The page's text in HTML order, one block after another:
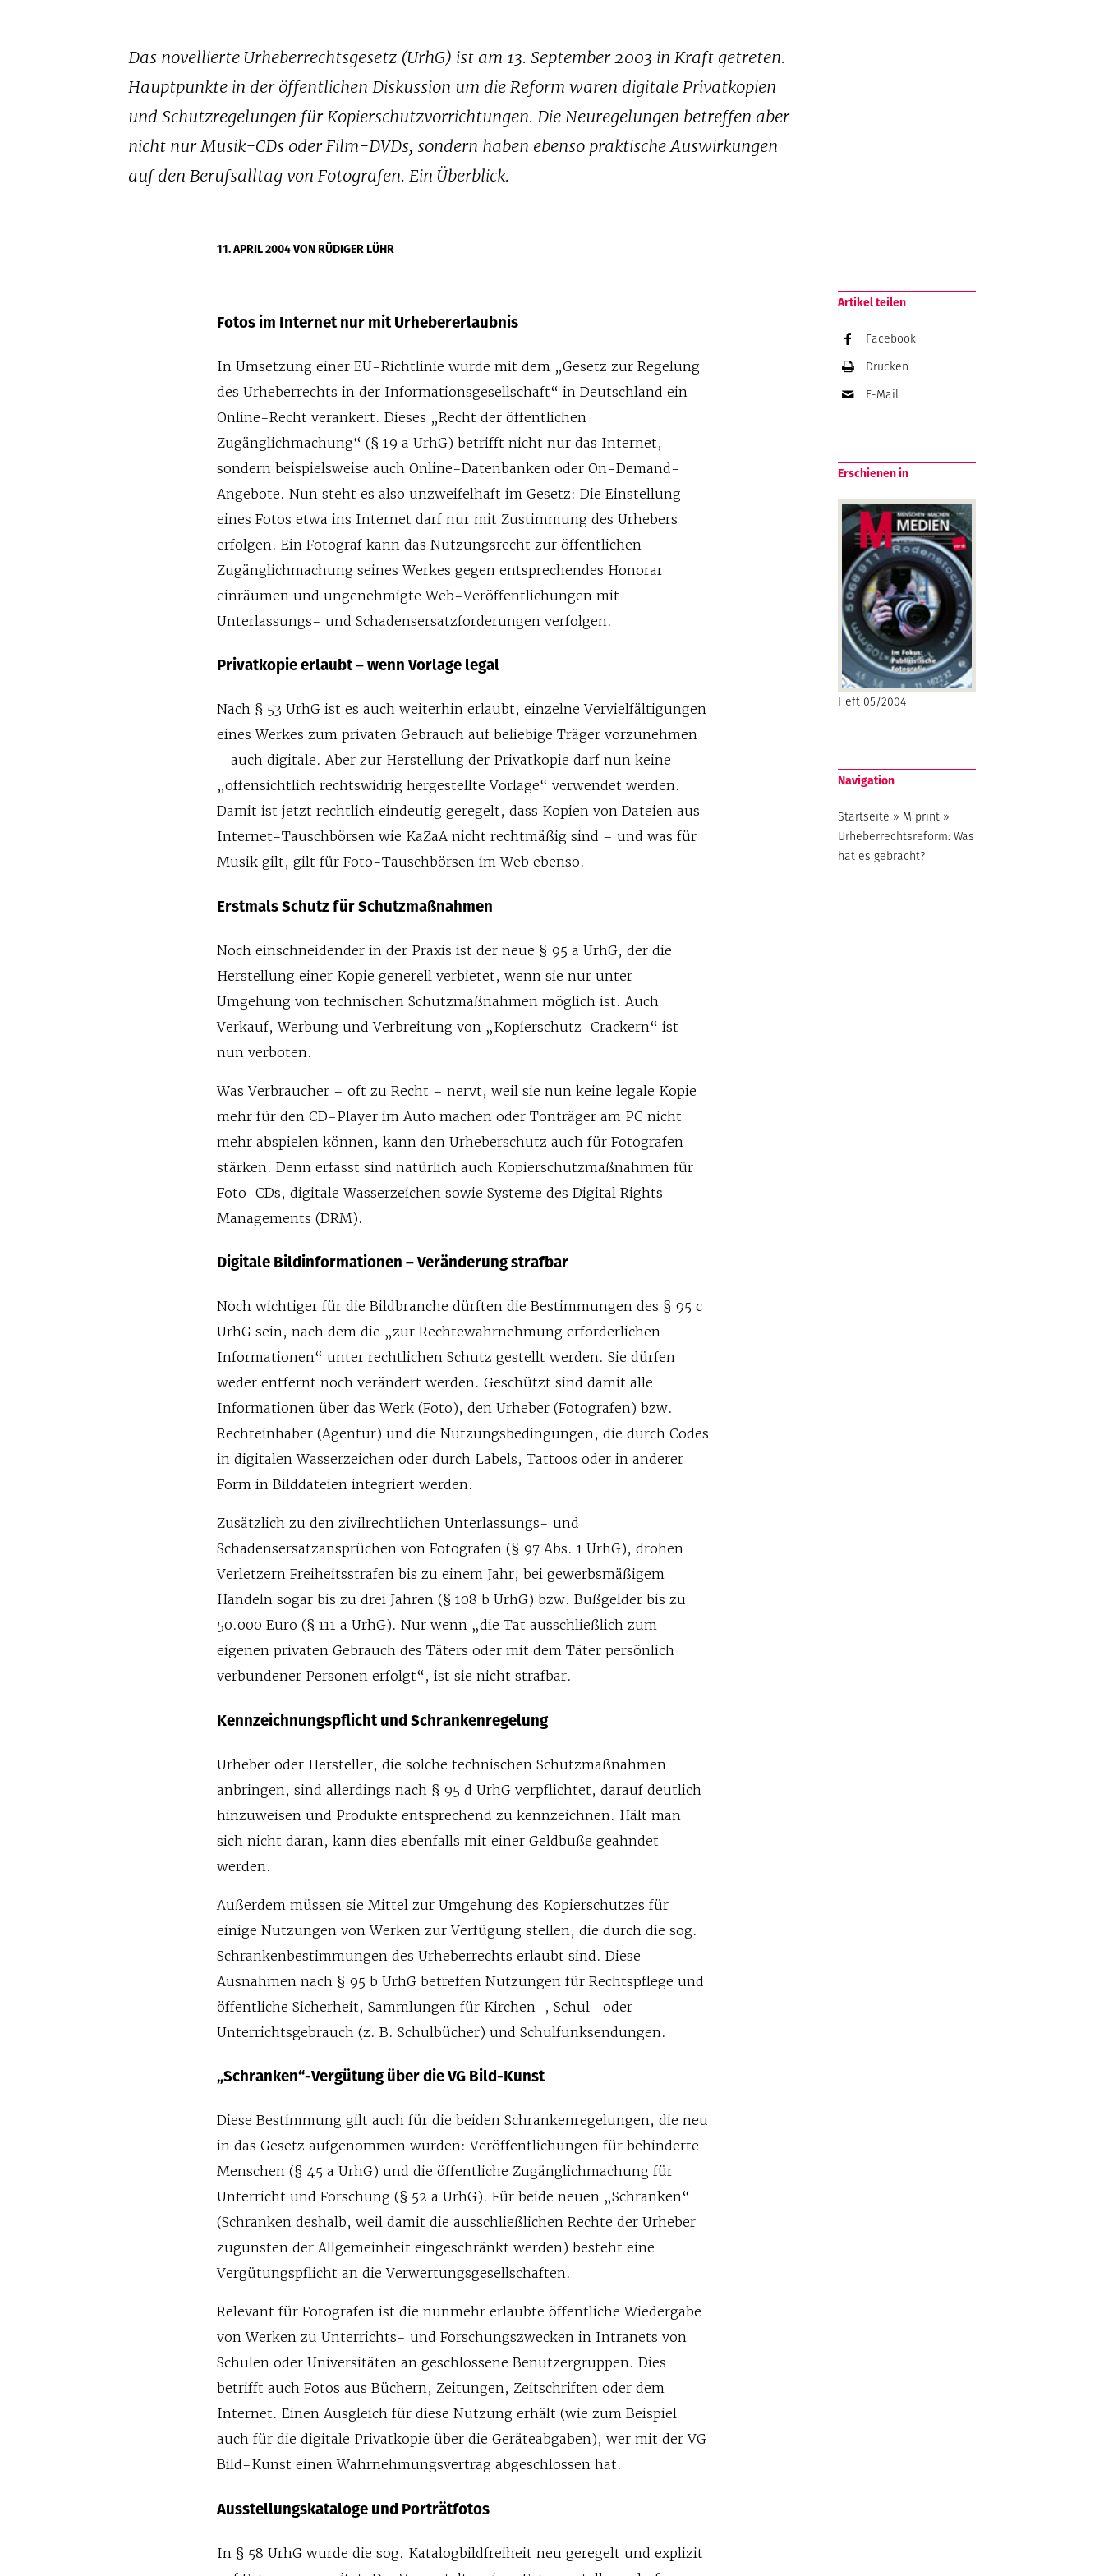
Das novellierte Urheberrechtsgesetz (UrhG) ist am 13. September 2003 in Kraft getreten.
Hauptpunkte in der öffentlichen Diskussion um die Reform waren digitale Privatkopien
und Schutzregelungen für Kopierschutzvorrichtungen. Die Neuregelungen betreffen aber
nicht nur Musik-CDs oder Film-DVDs, sondern haben ebenso praktische Auswirkungen
auf den Berufsalltag von Fotografen. Ein Überblick.
11. APRIL 2004VON RÜDIGER LÜHR
Fotos im Internet nur mit Urhebererlaubnis
In Umsetzung einer EU-Richtlinie wurde mit dem „Gesetz zur Regelung
des Urheberrechts in der Informationsgesellschaft“ in Deutschland ein
Online-Recht verankert. Dieses „Recht der öffentlichen
Zugänglichmachung“ (§ 19 a UrhG) betrifft nicht nur das Internet,
sondern beispielsweise auch Online-Datenbanken oder On-Demand-
Angebote. Nun steht es also unzweifelhaft im Gesetz: Die Einstellung
eines Fotos etwa ins Internet darf nur mit Zustimmung des Urhebers
erfolgen. Ein Fotograf kann das Nutzungsrecht zur öffentlichen
Zugänglichmachung seines Werkes gegen entsprechendes Honorar
einräumen und ungenehmigte Web-Veröffentlichungen mit
Unterlassungs- und Schadensersatzforderungen verfolgen.
Privatkopie erlaubt – wenn Vorlage legal
Nach § 53 UrhG ist es auch weiterhin erlaubt, einzelne Vervielfältigungen
eines Werkes zum privaten Gebrauch auf beliebige Träger vorzunehmen
– auch digitale. Aber zur Herstellung der Privatkopie darf nun keine
„offensichtlich rechtswidrig hergestellte Vorlage“ verwendet werden.
Damit ist jetzt rechtlich eindeutig geregelt, dass Kopien von Dateien aus
Internet-Tauschbörsen wie KaZaA nicht rechtmäßig sind – und was für
Musik gilt, gilt für Foto-Tauschbörsen im Web ebenso.
Erstmals Schutz für Schutzmaßnahmen
Noch einschneidender in der Praxis ist der neue § 95 a UrhG, der die
Herstellung einer Kopie generell verbietet, wenn sie nur unter
Umgehung von technischen Schutzmaßnahmen möglich ist. Auch
Verkauf, Werbung und Verbreitung von „Kopierschutz-Crackern“ ist
nun verboten.
Was Verbraucher – oft zu Recht – nervt, weil sie nun keine legale Kopie
mehr für den CD-Player im Auto machen oder Tonträger am PC nicht
mehr abspielen können, kann den Urheberschutz auch für Fotografen
stärken. Denn erfasst sind natürlich auch Kopierschutzmaßnahmen für
Foto-CDs, digitale Wasserzeichen sowie Systeme des Digital Rights
Managements (DRM).
Digitale Bildinformationen – Veränderung strafbar
Noch wichtiger für die Bildbranche dürften die Bestimmungen des § 95 c
UrhG sein, nach dem die „zur Rechtewahrnehmung erforderlichen
Informationen“ unter rechtlichen Schutz gestellt werden. Sie dürfen
weder entfernt noch verändert werden. Geschützt sind damit alle
Informationen über das Werk (Foto), den Urheber (Fotografen) bzw.
Rechteinhaber (Agentur) und die Nutzungsbedingungen, die durch Codes
in digitalen Wasserzeichen oder durch Labels, Tattoos oder in anderer
Form in Bilddateien integriert werden.
Zusätzlich zu den zivilrechtlichen Unterlassungs- und
Schadensersatzansprüchen von Fotografen (§ 97 Abs. 1 UrhG), drohen
Verletzern Freiheitsstrafen bis zu einem Jahr, bei gewerbsmäßigem
Handeln sogar bis zu drei Jahren (§ 108 b UrhG) bzw. Bußgelder bis zu
50.000 Euro (§ 111 a UrhG). Nur wenn „die Tat ausschließlich zum
eigenen privaten Gebrauch des Täters oder mit dem Täter persönlich
verbundener Personen erfolgt“, ist sie nicht strafbar.
Kennzeichnungspflicht und Schrankenregelung
Urheber oder Hersteller, die solche technischen Schutzmaßnahmen
anbringen, sind allerdings nach § 95 d UrhG verpflichtet, darauf deutlich
hinzuweisen und Produkte entsprechend zu kennzeichnen. Hält man
sich nicht daran, kann dies ebenfalls mit einer Geldbuße geahndet
werden.
Außerdem müssen sie Mittel zur Umgehung des Kopierschutzes für
einige Nutzungen von Werken zur Verfügung stellen, die durch die sog.
Schrankenbestimmungen des Urheberrechts erlaubt sind. Diese
Ausnahmen nach § 95 b UrhG betreffen Nutzungen für Rechtspflege und
öffentliche Sicherheit, Sammlungen für Kirchen-, Schul- oder
Unterrichtsgebrauch (z. B. Schulbücher) und Schulfunksendungen.
„Schranken“-Vergütung über die VG Bild-Kunst
Diese Bestimmung gilt auch für die beiden Schrankenregelungen, die neu
in das Gesetz aufgenommen wurden: Veröffentlichungen für behinderte
Menschen (§ 45 a UrhG) und die öffentliche Zugänglichmachung für
Unterricht und Forschung (§ 52 a UrhG). Für beide neuen „Schranken“
(Schranken deshalb, weil damit die ausschließlichen Rechte der Urheber
zugunsten der Allgemeinheit eingeschränkt werden) besteht eine
Vergütungspflicht an die Verwertungsgesellschaften.
Relevant für Fotografen ist die nunmehr erlaubte öffentliche Wiedergabe
von Werken zu Unterrichts- und Forschungszwecken in Intranets von
Schulen oder Universitäten an geschlossene Benutzergruppen. Dies
betrifft auch Fotos aus Büchern, Zeitungen, Zeitschriften oder dem
Internet. Einen Ausgleich für diese Nutzung erhält (wie zum Beispiel
auch für die digitale Privatkopie über die Geräteabgaben), wer mit der VG
Bild-Kunst einen Wahrnehmungsvertrag abgeschlossen hat.
Ausstellungskataloge und Porträtfotos
In § 58 UrhG wurde die sog. Katalogbildfreiheit neu geregelt und explizit
Artikel teilen
Facebook
Drucken
E-Mail
Erschienen in
Heft 05/2004
Navigation
Startseite » M print »
Urheberrechtsreform: Was
hat es gebracht?